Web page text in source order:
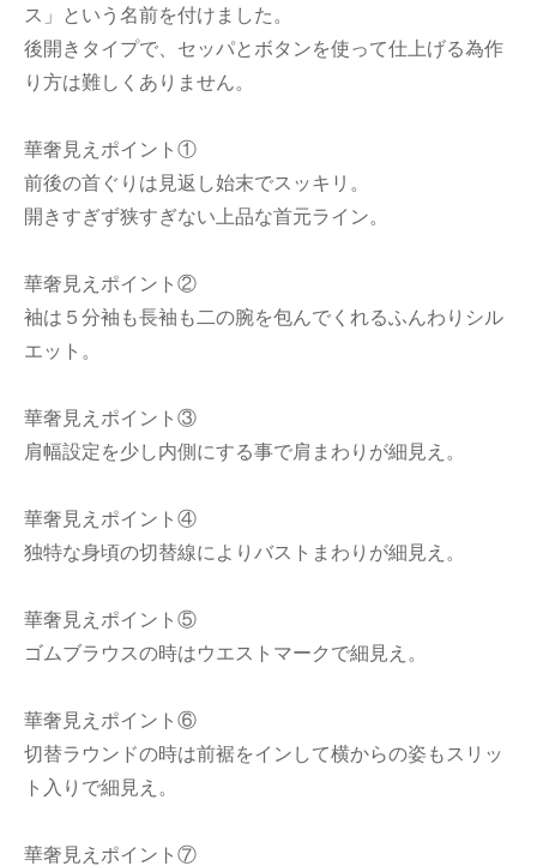
ス」という名前を付けました。
後開きタイプで、セッパとボタンを使って仕上げる為作
り方は難しくありません。
華奢見えポイント①
前後の首ぐりは見返し始末でスッキリ。
開きすぎず狭すぎない上品な首元ライン。
華奢見えポイント②
袖は５分袖も長袖も二の腕を包んでくれるふんわりシル
エット。
華奢見えポイント③
肩幅設定を少し内側にする事で肩まわりが細見え。
華奢見えポイント④
独特な身頃の切替線によりバストまわりが細見え。
華奢見えポイント⑤
ゴムブラウスの時はウエストマークで細見え。
華奢見えポイント⑥
切替ラウンドの時は前裾をインして横からの姿もスリッ
ト入りで細見え。
華奢見えポイント⑦